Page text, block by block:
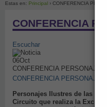
Estas en: Principal › CONFERENCIA
CONFERENCIA
Escuchar
06Oct
CONFERENCIA
CONFERENCIA
Personajes Ilustres de las
Circuito que realiza la